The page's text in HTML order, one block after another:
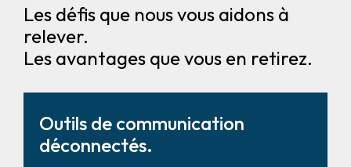
Les défis que nous vous aidons à
relever.
Les avantages que vous en retirez.
Outils de communication
déconnectés.